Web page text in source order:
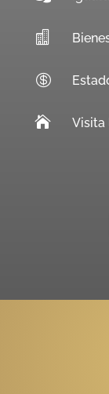


 Visita